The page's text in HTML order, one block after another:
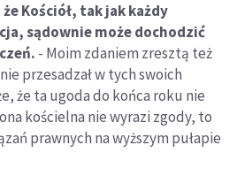
Kościół, tak jak każdy
sądownie może dochodzić
- Moim zdaniem zresztą też
przesadzał w tych swoich
że ta ugoda do końca roku nie
kościelna nie wyrazi zgody, to
prawnych na wyższym pułapie